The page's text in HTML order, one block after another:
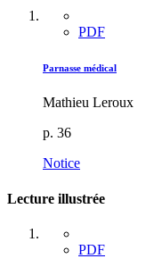
PDF
Parnasse médical
Mathieu Leroux
p. 36
Notice
Lecture illustrée
PDF